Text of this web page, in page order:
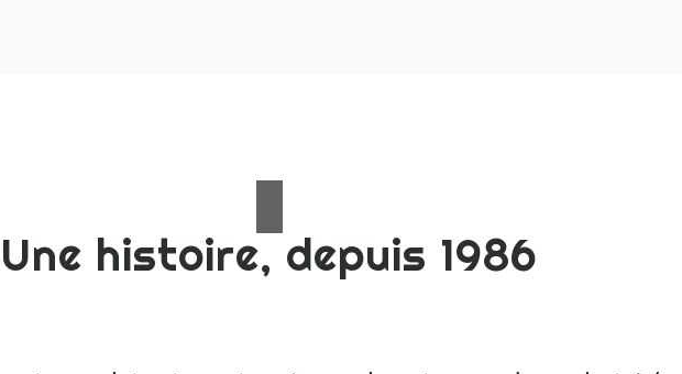
Une histoire, depuis 1986